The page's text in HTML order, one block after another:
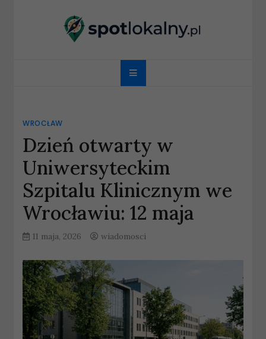
spotlokalny.pl
WROCŁAW
Dzień otwarty w
Uniwersyteckim
Szpitalu Klinicznym we
Wrocławiu: 12 maja
11 maja, 2026 wiadomosci